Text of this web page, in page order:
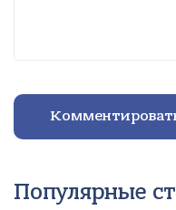
Популярные